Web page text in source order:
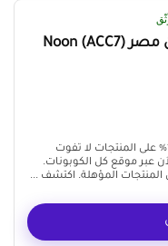
كوبون خصم نون مصر (ACC7) Noon
كوبون خصم نون مصر 2026 (ACC7) بخصم 10% على المنتجات لا تفوت
عبر موقع كل الكوبونات.